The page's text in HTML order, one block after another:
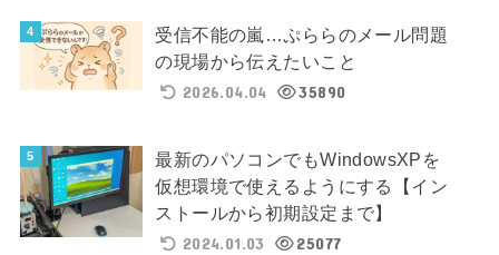
受信不能の嵐…ぷららのメール問題
の現場から伝えたいこと
2026.04.04
35890
最新のパソコンでもWindowsXPを
仮想環境で使えるようにする【イン
ストールから初期設定まで】
2024.01.03
25077